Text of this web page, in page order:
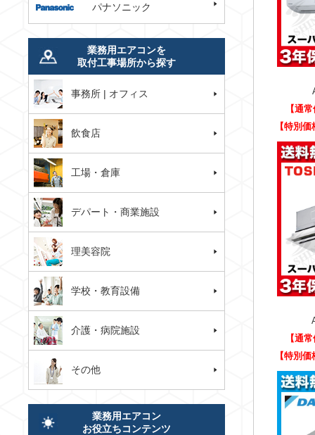
【通
【特別
【通
【特別
パナソニック
業務用エアコンを
取付工事場所から探す
事務所 | オフィス
飲食店
工場・倉庫
デパート・商業施設
理美容院
学校・教育設備
介護・病院施設
その他
業務用エアコン
お役立ちコンテンツ